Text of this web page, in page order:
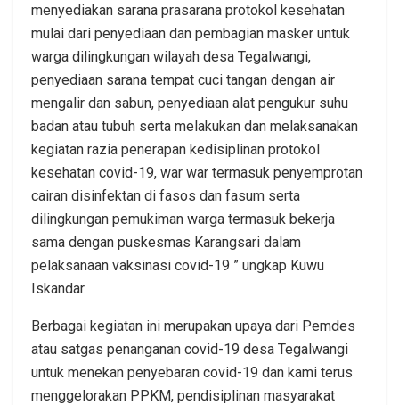
menyediakan sarana prasarana protokol kesehatan
mulai dari penyediaan dan pembagian masker untuk
warga dilingkungan wilayah desa Tegalwangi,
penyediaan sarana tempat cuci tangan dengan air
mengalir dan sabun, penyediaan alat pengukur suhu
badan atau tubuh serta melakukan dan melaksanakan
kegiatan razia penerapan kedisiplinan protokol
kesehatan covid-19, war war termasuk penyemprotan
cairan disinfektan di fasos dan fasum serta
dilingkungan pemukiman warga termasuk bekerja
sama dengan puskesmas Karangsari dalam
pelaksanaan vaksinasi covid-19 ” ungkap Kuwu
Iskandar.
Berbagai kegiatan ini merupakan upaya dari Pemdes
atau satgas penanganan covid-19 desa Tegalwangi
untuk menekan penyebaran covid-19 dan kami terus
menggelorakan PPKM, pendisiplinan masyarakat